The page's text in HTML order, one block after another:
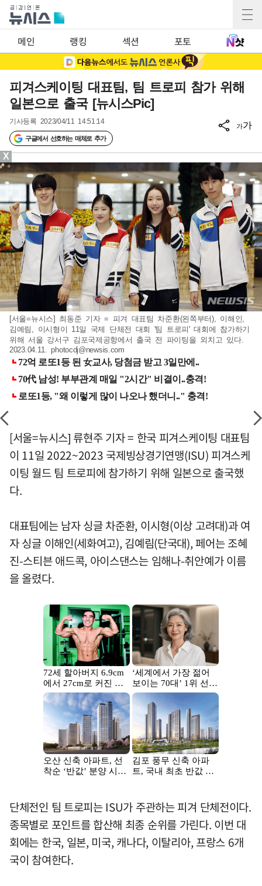
메인 랭킹 섹션 포토
피겨스케이팅 대표팀, 팀 트로피 참가 위해
일본으로 출국 [뉴시스Pic]
기사등록 2023/04/11 14:51:14
구글에서 선호하는 매체로 추가
가가
[서울=뉴시스] 최동준 기자 = 피겨 대표팀 차준환(왼쪽부터), 이해인,
김예림, 이시형이 11일 국제 단체전 대회 '팀 트로피' 대회에 참가하기
위해 서울 강서구 김포국제공항에서 출국 전 파이팅을 외치고 있다.
2023.04.11.photocdj@newsis.com
[서울=뉴시스] 류현주 기자 = 한국 피겨스케이팅 대표팀
이 11일 2022~2023 국제빙상경기연맹(ISU) 피겨스케
이팅 월드 팀 트로피에 참가하기 위해 일본으로 출국했
다.
대표팀에는 남자 싱글 차준환, 이시형(이상 고려대)과 여
자 싱글 이해인(세화여고), 김예림(단국대), 페어는 조혜
진-스티븐 애드콕, 아이스댄스는 임해나-취안예가 이름
을 올렸다.
단체전인 팀 트로피는 ISU가 주관하는 피겨 단체전이다.
종목별로 포인트를 합산해 최종 순위를 가린다. 이번 대
회에는 한국, 일본, 미국, 캐나다, 이탈리아, 프랑스 6개
국이 참여한다.
X